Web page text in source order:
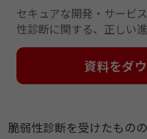
セキュアな開発・サービ
性診断に関する、正しい
資料をダ
脆弱性診断を受けたもの